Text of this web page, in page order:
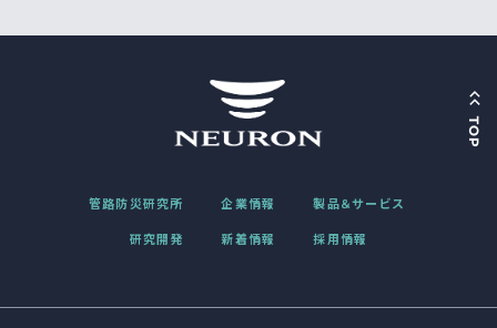
管路防災研究所 企業情報 製品＆サービス
研究開発 新着情報 採用情報